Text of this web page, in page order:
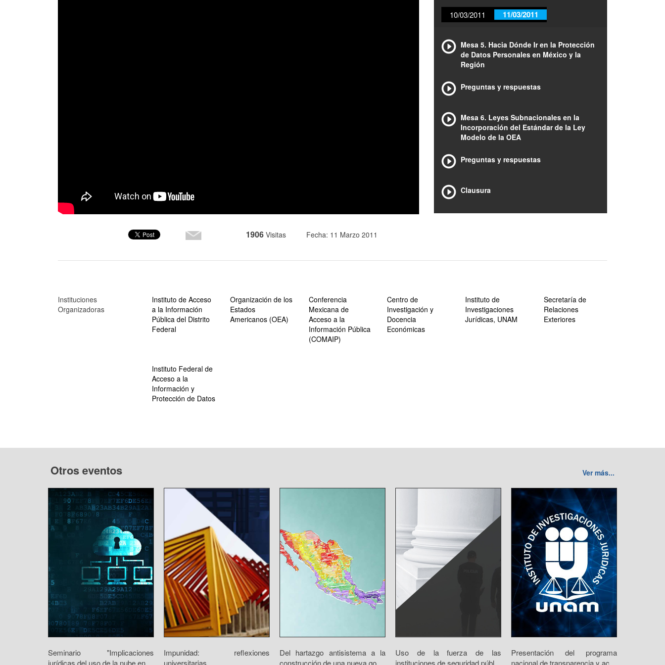
1906 Visitas Fecha: 11 Marzo 2011
10/03/2011 11/03/2011
Mesa 5. Hacia Dónde Ir en la Protección
de Datos Personales en México y la
Región
Preguntas y respuestas
Mesa 6. Leyes Subnacionales en la
Incorporación del Estándar de la Ley
Modelo de la OEA
Preguntas y respuestas
Clausura
Instituciones
Organizadoras
Instituto de Acceso
a la Información
Pública del Distrito
Federal
Organización de los
Estados
Americanos (OEA)
Conferencia
Mexicana de
Acceso a la
Información Pública
(COMAIP)
Centro de
Investigación y
Docencia
Económicas
Instituto de
Investigaciones
Jurídicas, UNAM
Secretaría de
Relaciones
Exteriores
Instituto Federal de
Acceso a la
Información y
Protección de Datos
Otros eventos Ver más...
Seminario "Implicaciones
jurídicas del uso de la nube en...
Impunidad: reflexiones
universitarias
Del hartazgo antisistema a la
construcción de una nueva go...
Uso de la fuerza de las
instituciones de seguridad públ...
Presentación del programa
nacional de transparencia y ac...